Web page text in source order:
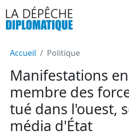
Accueil Politique
Manifestations
membre des
tué dans l'ouest,
média d'État